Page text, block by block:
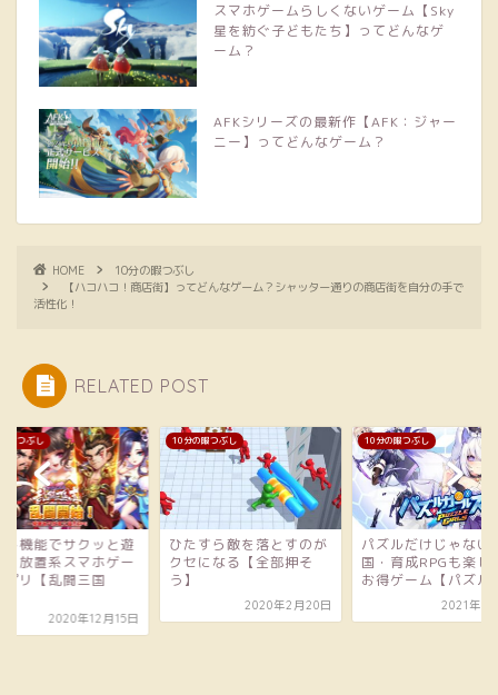
スマホゲームらしくないゲーム【Sky
星を紡ぐ子どもたち】ってどんなゲ
ーム？
AFKシリーズの最新作【AFK：ジャー
ニー】ってどんなゲーム？
HOME
10分の暇つぶし
【ハコハコ！商店街】ってどんなゲーム？シャッター通りの商店街を自分の手で
活性化！
RELATED POST
暇つぶし
すら敵を落とすのが
になる【全部押そ
10分の暇つぶし
パズルだけじゃない！建
国・育成RPGも楽しめる
お得ゲーム【パズルガ...
2021年10月5日
10分の暇つぶし
オート機能でサクッ